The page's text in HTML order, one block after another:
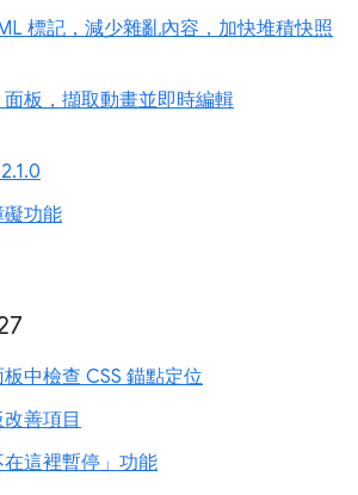
標記，減少雜亂內容，加快堆積快照
板，擷取動畫並即時編輯
功能
中檢查 CSS 錨點定位
改善項目
這裡暫停」功能